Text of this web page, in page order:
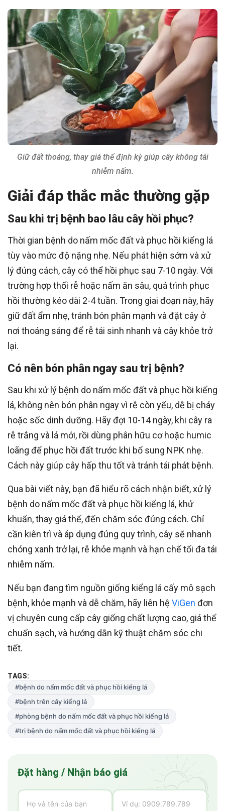
Giữ đất thoáng, thay giá thể định kỳ giúp cây không tái
nhiễm nấm.
Giải đáp thắc mắc thường gặp
Sau khi trị bệnh bao lâu cây hồi phục?
Thời gian bệnh do nấm mốc đất và phục hồi kiểng lá
tùy vào mức độ nặng nhẹ. Nếu phát hiện sớm và xử
lý đúng cách, cây có thể hồi phục sau 7-10 ngày. Với
trường hợp thối rễ hoặc nấm ăn sâu, quá trình phục
hồi thường kéo dài 2-4 tuần. Trong giai đoạn này, hãy
giữ đất ẩm nhẹ, tránh bón phân mạnh và đặt cây ở
nơi thoáng sáng để rễ tái sinh nhanh và cây khỏe trở
lại.
Có nên bón phân ngay sau trị bệnh?
Sau khi xử lý bệnh do nấm mốc đất và phục hồi kiểng
lá, không nên bón phân ngay vì rễ còn yếu, dễ bị cháy
hoặc sốc dinh dưỡng. Hãy đợi 10-14 ngày, khi cây ra
rễ trắng và lá mới, rồi dùng phân hữu cơ hoặc humic
loãng để phục hồi đất trước khi bổ sung NPK nhẹ.
Cách này giúp cây hấp thu tốt và tránh tái phát bệnh.
Qua bài viết này, bạn đã hiểu rõ cách nhận biết, xử lý
bệnh do nấm mốc đất và phục hồi kiểng lá, khử
khuẩn, thay giá thể, đến chăm sóc đúng cách. Chỉ
cần kiên trì và áp dụng đúng quy trình, cây sẽ nhanh
chóng xanh trở lại, rễ khỏe mạnh và hạn chế tối đa tái
nhiễm nấm.
Nếu bạn đang tìm nguồn giống kiểng lá cấy mô sạch
bệnh, khỏe mạnh và dễ chăm, hãy liên hệ ViGen đơn
vị chuyên cung cấp cây giống chất lượng cao, giá thể
chuẩn sạch, và hướng dẫn kỹ thuật chăm sóc chi
tiết.
TAGS:
#bệnh do nấm mốc đất và phục hồi kiểng lá
#bệnh trên cây kiểng lá
#phòng bệnh do nấm mốc đất và phục hồi kiểng lá
#trị bệnh do nấm mốc đất và phục hồi kiểng lá
Đặt hàng / Nhận báo giá